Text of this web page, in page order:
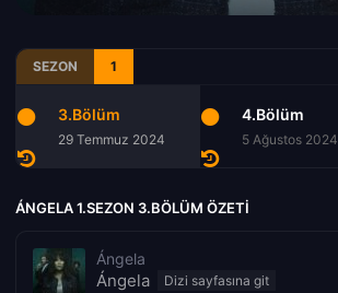
SEZON 1
3.Bölüm
29 Temmuz 2024
4.Bölüm
5 Ağustos 2024
ÁNGELA 1.SEZON 3.BÖLÜM ÖZETI
Ángela
Ángela